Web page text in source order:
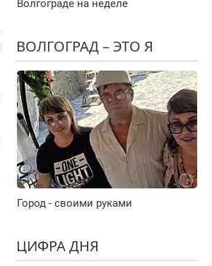
Волгограде на неделе
ВОЛГОГРАД – ЭТО Я
Город - своими руками
ЦИФРА ДНЯ